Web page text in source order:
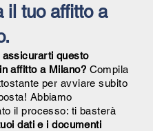
il tuo affitto a
assicurarti questo
affitto a Milano? Compila
per avviare subito
Abbiamo
il processo: ti basterà
dati e i documenti